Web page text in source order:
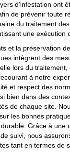
d'infestation ont
de prévenir toute
du traitement
une exécution
et la préservation
intègrent des
lors du
à notre
et respect des
bien dans des
de chaque site.
les bonnes
Grâce à une
suivi, nous
tant en termes de